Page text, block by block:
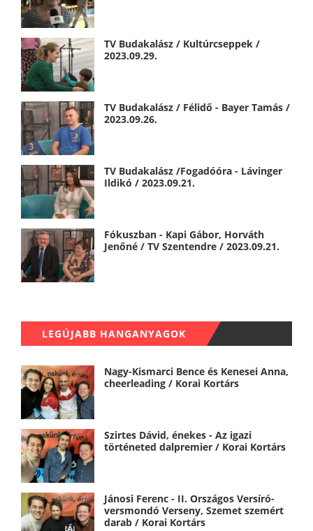
TV Budakalász / Kultúrcseppek /
2023.09.29.
TV Budakalász / Félidő - Bayer Tamás /
2023.09.26.
TV Budakalász /Fogadóóra - Lávinger
Ildikó / 2023.09.21.
Fókuszban - Kapi Gábor, Horváth
Jenőné / TV Szentendre / 2023.09.21.
LEGÚJABB HANGANYAGOK
Nagy-Kismarci Bence és Kenesei Anna,
cheerleading / Korai Kortárs
Szirtes Dávid, énekes - Az igazi
történeted dalpremier / Korai Kortárs
Jánosi Ferenc - II. Országos Versíró-
versmondó Verseny, Szemet szemért
darab / Korai Kortárs